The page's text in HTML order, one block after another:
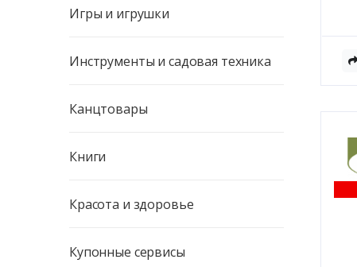
Игры и игрушки
Инструменты и садовая техника
Канцтовары
Книги
Красота и здоровье
Купонные сервисы